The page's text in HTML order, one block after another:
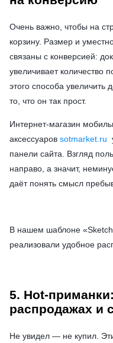
Очень важно, чтобы на
корзину. Размер и
связаны с конверсией:
увеличивает количество
этого способа увеличить
то, что он так прост.
Интернет-магазин
аксессуаров sotmarket.ru
панели сайта. Взгляд
направо, а значит,
даёт понять смысл
В нашем шаблоне
реализовали удобное
5. Hot-
распродажах и
Не увидел — не купил.